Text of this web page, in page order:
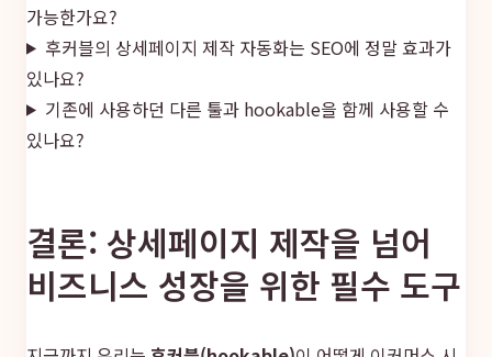
가능한가요?
후커블의 상세페이지 제작 자동화는 SEO에 정말 효과가
있나요?
기존에 사용하던 다른 툴과 hookable을 함께 사용할 수
있나요?
결론: 상세페이지 제작을 넘어
비즈니스 성장을 위한 필수 도구